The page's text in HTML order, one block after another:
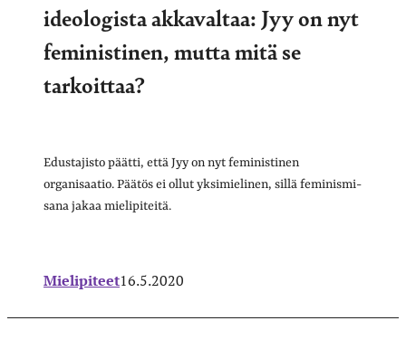
ideologista akkavaltaa: Jyy on nyt
feministinen, mutta mitä se
tarkoittaa?
Edustajisto päätti, että Jyy on nyt feministinen
organisaatio. Päätös ei ollut yksimielinen, sillä feminismi-
sana jakaa mielipiteitä.
Mielipiteet16.5.2020